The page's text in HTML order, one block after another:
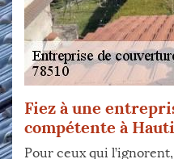
Fiez à une
compétente à
Pour ceux qui